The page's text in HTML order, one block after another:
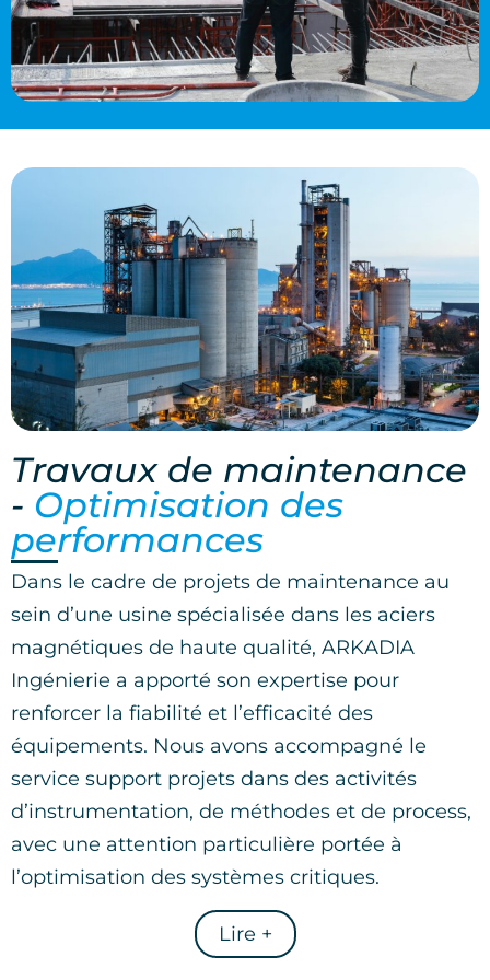
Travaux de maintenance
- Optimisation des
performances
Dans le cadre de projets de maintenance au
sein d’une usine spécialisée dans les aciers
magnétiques de haute qualité, ARKADIA
Ingénierie a apporté son expertise pour
renforcer la fiabilité et l’efficacité des
équipements. Nous avons accompagné le
service support projets dans des activités
d’instrumentation, de méthodes et de process,
avec une attention particulière portée à
l’optimisation des systèmes critiques.
Lire +